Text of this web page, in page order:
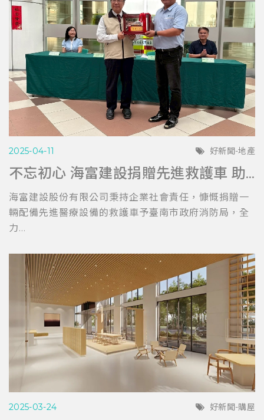
2025-04-11 好新聞-地產
不忘初心 海富建設捐贈先進救護車 助力台南消防局提升救護效能
海富建設股份有限公司秉持企業社會責任，慷慨捐贈一
輛配備先進醫療設備的救護車予臺南市政府消防局，全
力...
2025-03-24 好新聞-購屋